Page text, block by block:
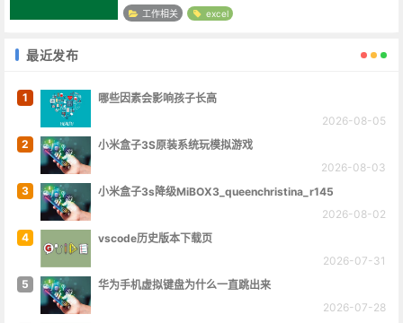
期，用“sum()”来统计总体的数量。这个简陋的管理系统
用于打印是没...
工作相关 excel
最近发布
1
哪些因素会影响孩子长高
2026-08-05
2
小米盒子3S原装系统玩模拟游戏
2026-08-03
3
小米盒子3s降级MiBOX3_queenchristina_r145
2026-08-02
4
vscode历史版本下载页
2026-07-31
5
华为手机虚拟键盘为什么一直跳出来
2026-07-28